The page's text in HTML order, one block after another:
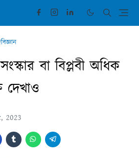
বা বিপ্লবী অধিক
দেখাও
2023